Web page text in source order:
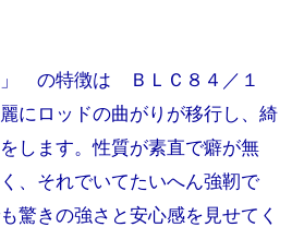
」 の特徴は ＢＬＣ８４／１
にロッドの曲がりが移行し、綺
します。性質が素直で癖が無
、それでいてたいへん強靭で
驚きの強さと安心感を見せてく